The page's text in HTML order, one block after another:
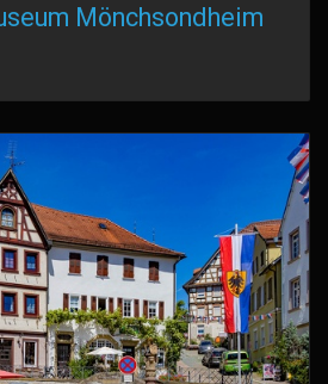
Mönchsondheim